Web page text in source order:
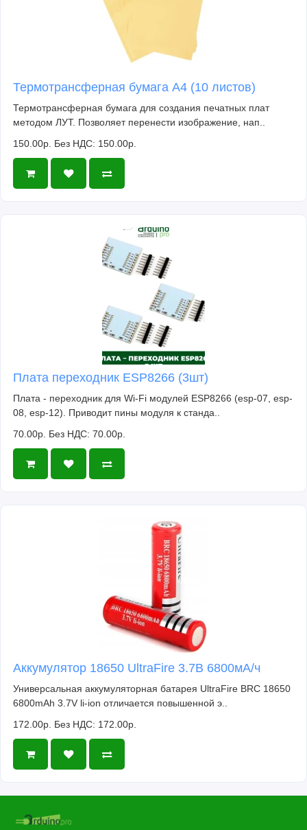
Термотрансферная бумага А4 (10 листов)
Термотрансферная бумага для создания печатных плат
методом ЛУТ. Позволяет перенести изображение, нап..
150.00р. Без НДС: 150.00р.
Плата переходник ESP8266 (3шт)
Плата - переходник для Wi-Fi модулей ESP8266 (esp-07, esp-
08, esp-12). Приводит пины модуля к станда..
70.00р. Без НДС: 70.00р.
Аккумулятор 18650 UltraFire 3.7В 6800мА/ч
Универсальная аккумуляторная батарея UltraFire BRC 18650
6800mAh 3.7V li-ion отличается повышенной э..
172.00р. Без НДС: 172.00р.